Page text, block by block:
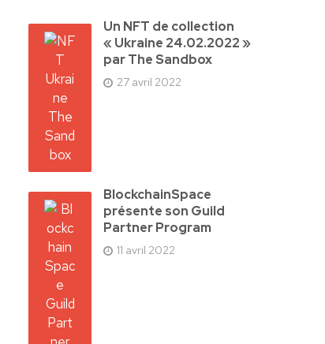
Un NFT de collection
« Ukraine 24.02.2022 »
par The Sandbox
27 avril 2022
BlockchainSpace
présente son Guild
Partner Program
11 avril 2022